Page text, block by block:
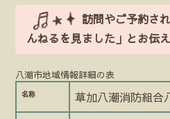
訪問やご予約さ
んねるを見ました」とお伝
八潮市地域情報詳細の表
名称 草加八潮消防組合